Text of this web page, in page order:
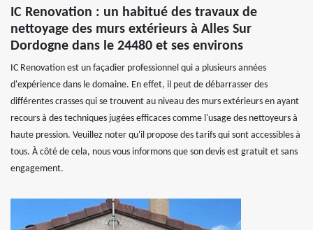
IC Renovation : un habitué des travaux de
nettoyage des murs extérieurs à Alles Sur
Dordogne dans le 24480 et ses environs
IC Renovation est un façadier professionnel qui a plusieurs années
d'expérience dans le domaine. En effet, il peut de débarrasser des
différentes crasses qui se trouvent au niveau des murs extérieurs en ayant
recours à des techniques jugées efficaces comme l'usage des nettoyeurs à
haute pression. Veuillez noter qu'il propose des tarifs qui sont accessibles à
tous. À côté de cela, nous vous informons que son devis est gratuit et sans
engagement.